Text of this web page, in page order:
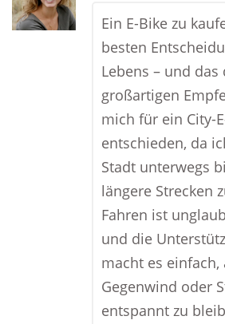
Ein E-Bike zu
besten
Lebens – und
großartigen
mich für ein City-
entschieden, da
Stadt unterwegs
längere Strecken
Fahren ist
und die
macht es
Gegenwind oder
entspannt zu